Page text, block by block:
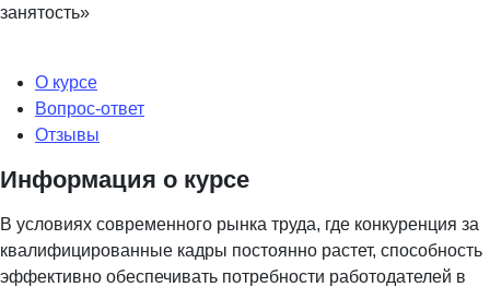
занятость»
О курсе
Вопрос-ответ
Отзывы
Информация о курсе
В условиях современного рынка труда, где конкуренция за
квалифицированные кадры постоянно растет, способность
эффективно обеспечивать потребности работодателей в